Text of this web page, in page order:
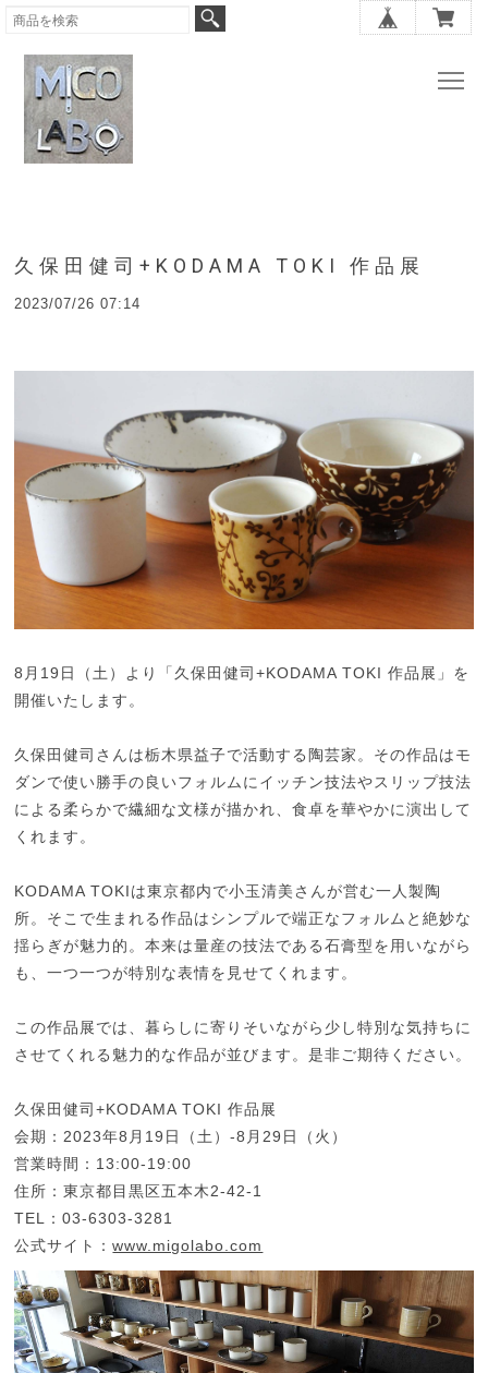
久保田健司+KODAMA TOKI 作品展
2023/07/26 07:14
8月19日（土）より「久保田健司+KODAMA TOKI 作品展」を
開催いたします。
久保田健司さんは栃木県益子で活動する陶芸家。その作品はモ
ダンで使い勝手の良いフォルムにイッチン技法やスリップ技法
による柔らかで繊細な文様が描かれ、食卓を華やかに演出して
くれます。
KODAMA TOKIは東京都内で小玉清美さんが営む一人製陶
所。そこで生まれる作品はシンプルで端正なフォルムと絶妙な
揺らぎが魅力的。本来は量産の技法である石膏型を用いながら
も、一つ一つが特別な表情を見せてくれます。
この作品展では、暮らしに寄りそいながら少し特別な気持ちに
させてくれる魅力的な作品が並びます。是非ご期待ください。
久保田健司+KODAMA TOKI 作品展
会期：2023年8月19日（土）-8月29日（火）
営業時間：13:00-19:00
住所：東京都目黒区五本木2-42-1
TEL：03-6303-3281
公式サイト：www.migolabo.com